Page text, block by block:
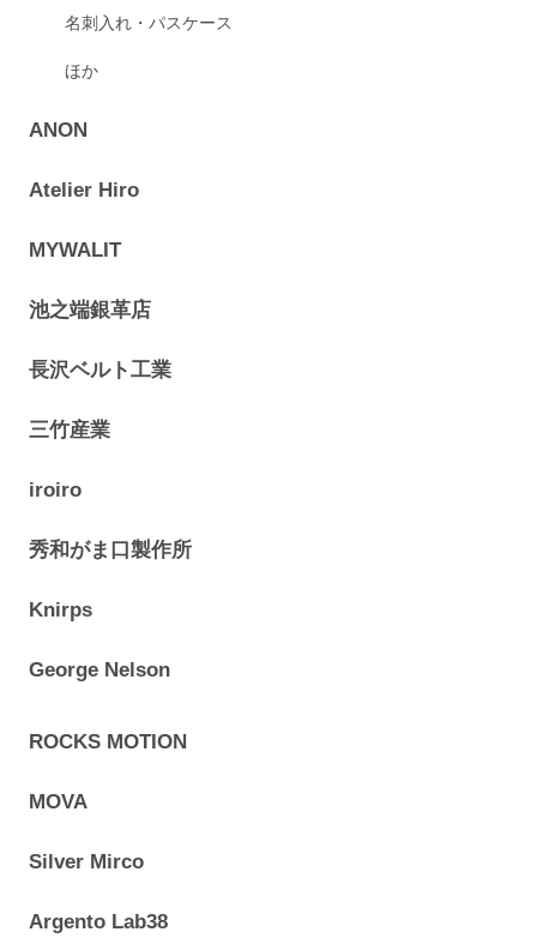
名刺入れ・パスケース
ほか
ANON
Atelier Hiro
MYWALIT
池之端銀革店
長沢ベルト工業
三竹産業
iroiro
秀和がま口製作所
Knirps
George Nelson
ROCKS MOTION
MOVA
Silver Mirco
Argento Lab38